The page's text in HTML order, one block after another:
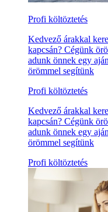
Profi költöztetés
Kedvező árakkal
kapcsán? Cégünk
adunk önnek egy
örömmel segítünk
Profi költöztetés
Kedvező árakkal
kapcsán? Cégünk
adunk önnek egy
örömmel segítünk
Profi költöztetés